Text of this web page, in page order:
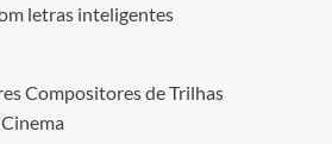
letras inteligentes
Compositores de Trilhas